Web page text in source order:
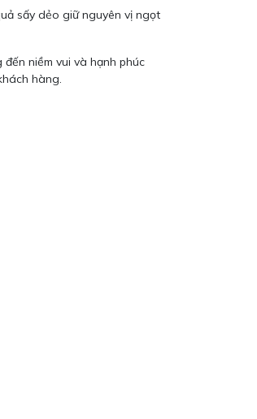
sấy dẻo giữ nguyên vị ngọt
niềm vui và hạnh phúc
hàng.